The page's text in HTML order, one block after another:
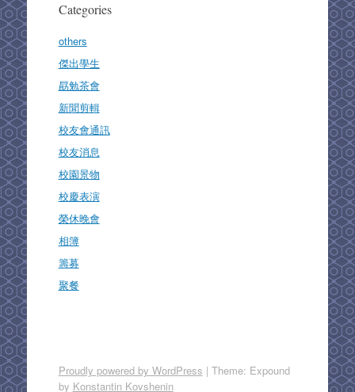
Categories
others
傑出學生
勗勉茶會
新聞剪輯
校友會通訊
校友消息
校園景物
校慶表演
榮休晚會
相簿
籌募
聚餐
Proudly powered by WordPress | Theme: Expound
by Konstantin Kovshenin